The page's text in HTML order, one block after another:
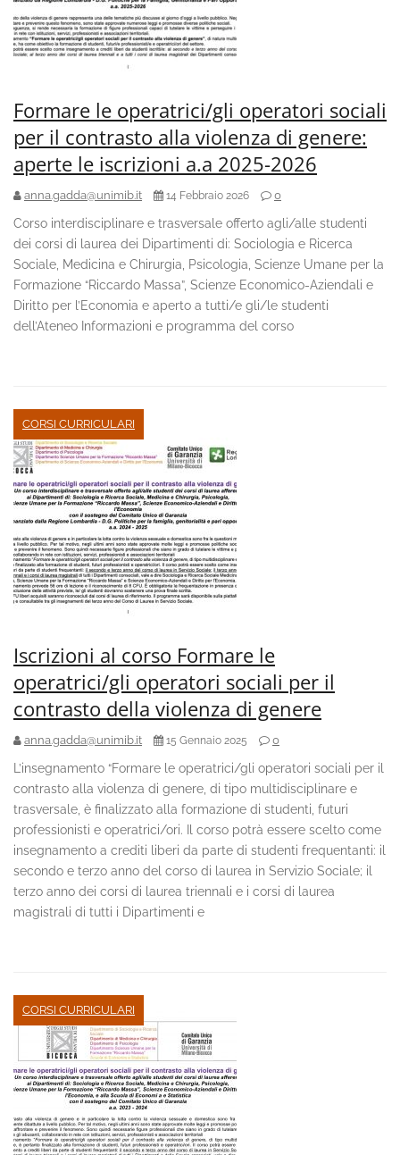
Formare le operatrici/gli operatori sociali
per il contrasto alla violenza di genere:
aperte le iscrizioni a.a 2025-2026
anna.gadda@unimib.it 14 Febbraio 2026 0
Corso interdisciplinare e trasversale offerto agli/alle studenti
dei corsi di laurea dei Dipartimenti di: Sociologia e Ricerca
Sociale, Medicina e Chirurgia, Psicologia, Scienze Umane per la
Formazione “Riccardo Massa”, Scienze Economico-Aziendali e
Diritto per l’Economia e aperto a tutti/e gli/le studenti
dell’Ateneo Informazioni e programma del corso
CORSI CURRICULARI
Iscrizioni al corso Formare le
operatrici/gli operatori sociali per il
contrasto della violenza di genere
anna.gadda@unimib.it 15 Gennaio 2025 0
L’insegnamento “Formare le operatrici/gli operatori sociali per il
contrasto alla violenza di genere, di tipo multidisciplinare e
trasversale, è finalizzato alla formazione di studenti, futuri
professionisti e operatrici/ori. Il corso potrà essere scelto come
insegnamento a crediti liberi da parte di studenti frequentanti: il
secondo e terzo anno del corso di laurea in Servizio Sociale; il
terzo anno dei corsi di laurea triennali e i corsi di laurea
magistrali di tutti i Dipartimenti e
CORSI CURRICULARI